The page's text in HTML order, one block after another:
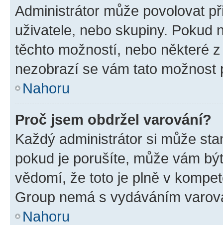
Administrátor může povolovat
uživatele, nebo skupiny. Pokud
těchto možností, nebo některé
nezobrazí se vám tato
Nahoru
Proč jsem obdržel varování?
Každý administrátor si může
pokud je porušíte, může vám
vědomí, že toto je plně v
Group nemá s vydáváním
Nahoru